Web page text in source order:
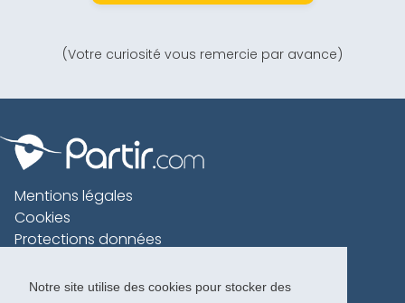
Notre site utilise des cookies pour stocker des
(Votre curiosité vous remercie par avance)
Mentions légales
Cookies
Protections données
Charte voyageur